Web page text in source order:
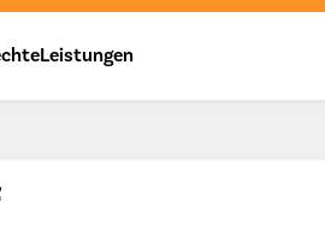
Leistungen